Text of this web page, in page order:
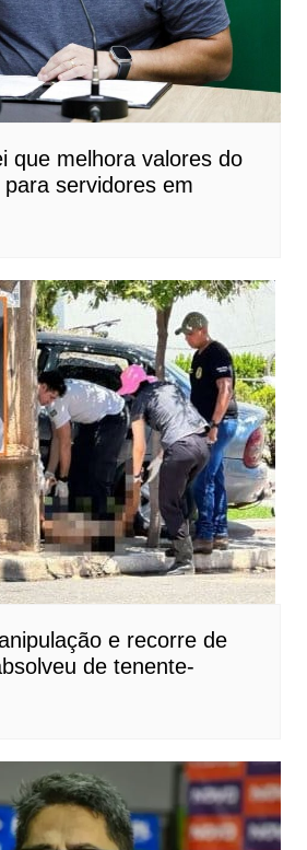
que melhora valores do
servidores em
e recorre de
de tenente-